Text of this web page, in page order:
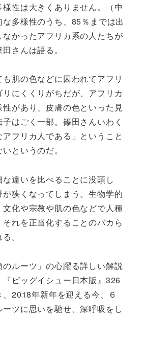
性は大きくありません。（中
多様性のうち、85％までは出
かったアフリカ系の人たちが
さんは語る。
肌の色などに囚われてアフリ
にくくりがちだが、アフリカ
があり、皮膚の色といった見
はごく一部。篠田さんいわく
アフリカ人である」ということ
というのだ。
違いを比べることに没頭し
狭くなってしまう。生物学的
化や宗教や肌の色などで人種
れを正当化することのバカら
。
ルーツ」の心躍る詳しい解説
ビッグイシュー日本版』326
2018年新年を迎える今、６
ツに思いを馳せ、深呼吸をし